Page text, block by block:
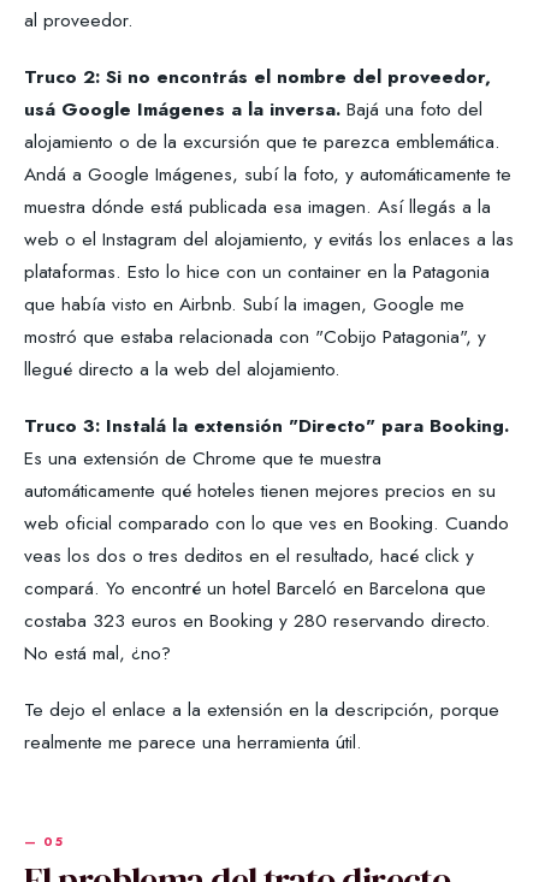
al proveedor.
Truco 2: Si no encontrás el nombre del proveedor,
usá Google Imágenes a la inversa. Bajá una foto del
alojamiento o de la excursión que te parezca emblemática.
Andá a Google Imágenes, subí la foto, y automáticamente te
muestra dónde está publicada esa imagen. Así llegás a la
web o el Instagram del alojamiento, y evitás los enlaces a las
plataformas. Esto lo hice con un container en la Patagonia
que había visto en Airbnb. Subí la imagen, Google me
mostró que estaba relacionada con "Cobijo Patagonia", y
llegué directo a la web del alojamiento.
Truco 3: Instalá la extensión "Directo" para Booking.
Es una extensión de Chrome que te muestra
automáticamente qué hoteles tienen mejores precios en su
web oficial comparado con lo que ves en Booking. Cuando
veas los dos o tres deditos en el resultado, hacé click y
compará. Yo encontré un hotel Barceló en Barcelona que
costaba 323 euros en Booking y 280 reservando directo.
No está mal, ¿no?
Te dejo el enlace a la extensión en la descripción, porque
realmente me parece una herramienta útil.